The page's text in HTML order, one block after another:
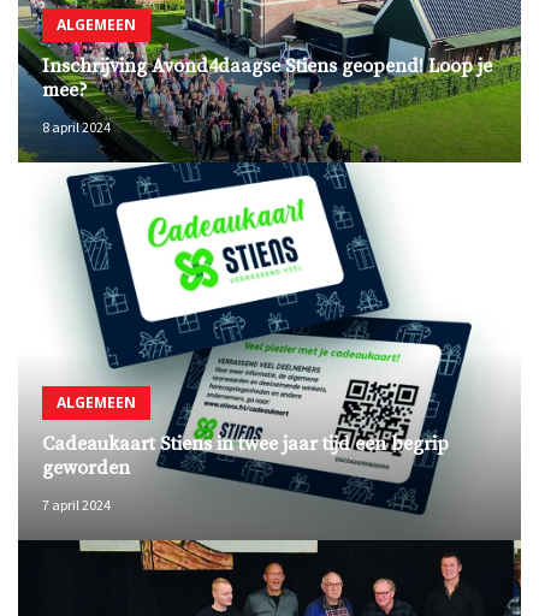
ALGEMEEN
Inschrijving Avond4daagse Stiens geopend! Loop je
mee?
8 april 2024
ALGEMEEN
Cadeaukaart Stiens in twee jaar tijd een begrip
geworden
7 april 2024